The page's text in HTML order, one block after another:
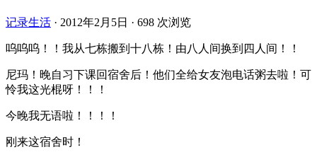
记录生活 · 2012年2月5日 · 698 次浏览
呜呜呜！！我从七栋搬到十八栋！由八人间换到四人间！！
尼玛！晚自习下课回宿舍后！他们全给女友泡电话粥去啦！可
怜我这光棍呀！！！
今晚我无语啦！！！！
刚来这宿舍时！